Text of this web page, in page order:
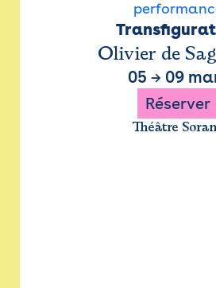
Olivier de
05 → 09
Réserver
Théâtre